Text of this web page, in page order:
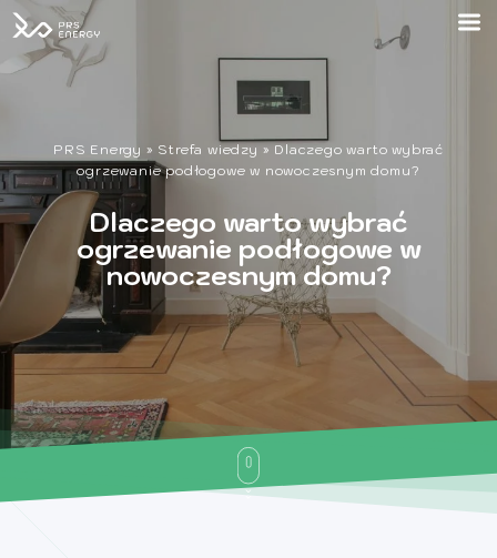
PRS Energy » Strefa wiedzy » Dlaczego warto wybrać
ogrzewanie podłogowe w nowoczesnym domu?
Dlaczego warto wybrać
ogrzewanie podłogowe w
nowoczesnym domu?